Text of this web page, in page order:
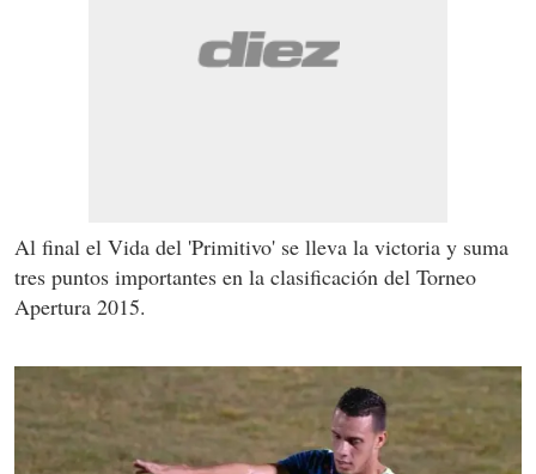
Al final el Vida del 'Primitivo' se lleva la victoria y suma
tres puntos importantes en la clasificación del Torneo
Apertura 2015.